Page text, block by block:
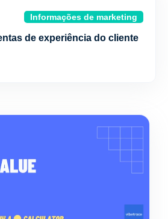
Informações de marketing
de experiência do cliente